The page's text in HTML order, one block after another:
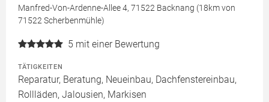
Manfred-Von-Ardenne-Allee 4, 71522 Backnang (18km von
71522 Scherbenmühle)
5 mit einer Bewertung
TÄTIGKEITEN
Reparatur, Beratung, Neueinbau, Dachfenstereinbau,
Rollläden, Jalousien, Markisen